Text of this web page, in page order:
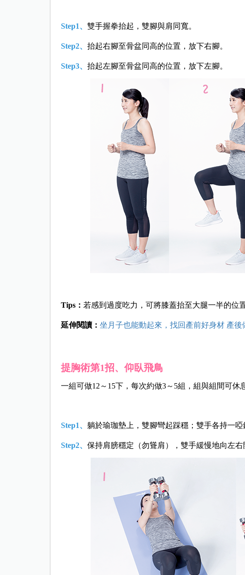
Step1、 雙手握拳抬起，雙腳與肩同寬。
Step2、 抬起右腳至骨盆同高的位置，放下右腳。
Step3、 抬起左腳至骨盆同高的位置，放下左腳。
Tips： 若感到過度吃力，可將膝蓋抬至大腿一半的位
延伸閱讀： 坐月子也能動起來，找回產前好身材 產
提胸術第1招、仰臥飛鳥
一組可做12～15下，每次約做3～5組，組與組間可休
Step1、 躺於瑜珈墊上，雙腳彎起踩穩；雙手各持一啞
Step2、 保持肩膀穩定（勿聳肩），雙手緩慢地向左右